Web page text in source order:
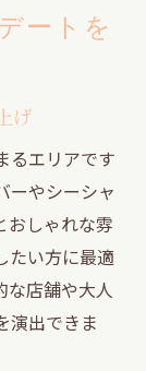
すめな理
話を楽し
話を生む
間の魅力
ートを
げ
るエリアです
ーやシーシャ
おしゃれな雰
たい方に最適
な店舗や大人
演出できま